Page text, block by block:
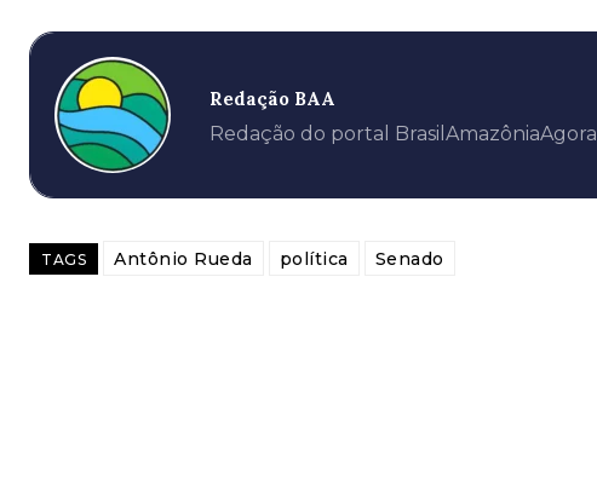
Redação BAA
Redação do portal BrasilAmazôniaAgora
TAGS Antônio Rueda política Senado